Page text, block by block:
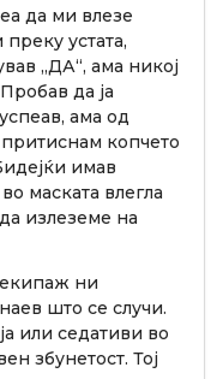
да ми влезе
устата,
„ДА“, ама никој
да ја
ама од
копчето
имав
маската влегла
излеземе на
ни
што се случи.
или седативи во
збунетост. Тој